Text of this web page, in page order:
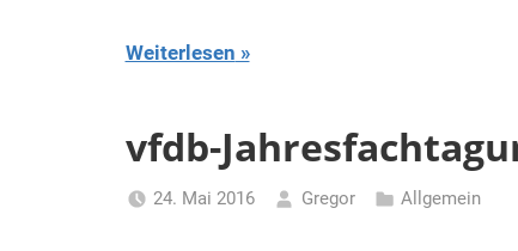
Weiterlesen
vfdb-
24. Mai 2016 Gregor Allgemein